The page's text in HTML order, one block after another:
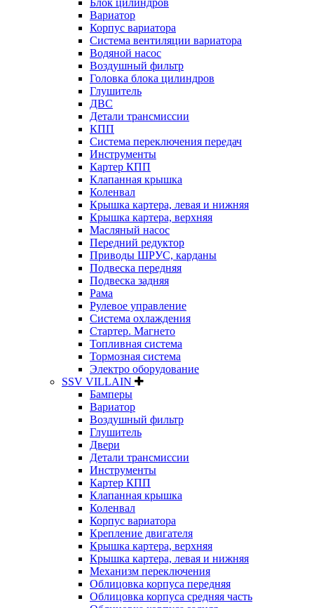
Блок цилиндров
Вариатор
Корпус вариатора
Система вентиляции вариатора
Водяной насос
Воздушный фильтр
Головка блока цилиндров
Глушитель
ДВС
Детали трансмиссии
КПП
Система переключения передач
Инструменты
Картер КПП
Клапанная крышка
Коленвал
Крышка картера, левая и нижняя
Крышка картера, верхняя
Масляный насос
Передний редуктор
Приводы ШРУС, карданы
Подвеска передняя
Подвеска задняя
Рама
Рулевое управление
Система охлаждения
Стартер. Магнето
Топливная система
Тормозная система
Электро оборудование
SSV VILLAIN
Бамперы
Вариатор
Воздушный фильтр
Глушитель
Двери
Детали трансмиссии
Инструменты
Картер КПП
Клапанная крышка
Коленвал
Корпус вариатора
Крепление двигателя
Крышка картера, верхняя
Крышка картера, левая и нижняя
Механизм переключения
Облицовка корпуса передняя
Облицовка корпуса средняя часть